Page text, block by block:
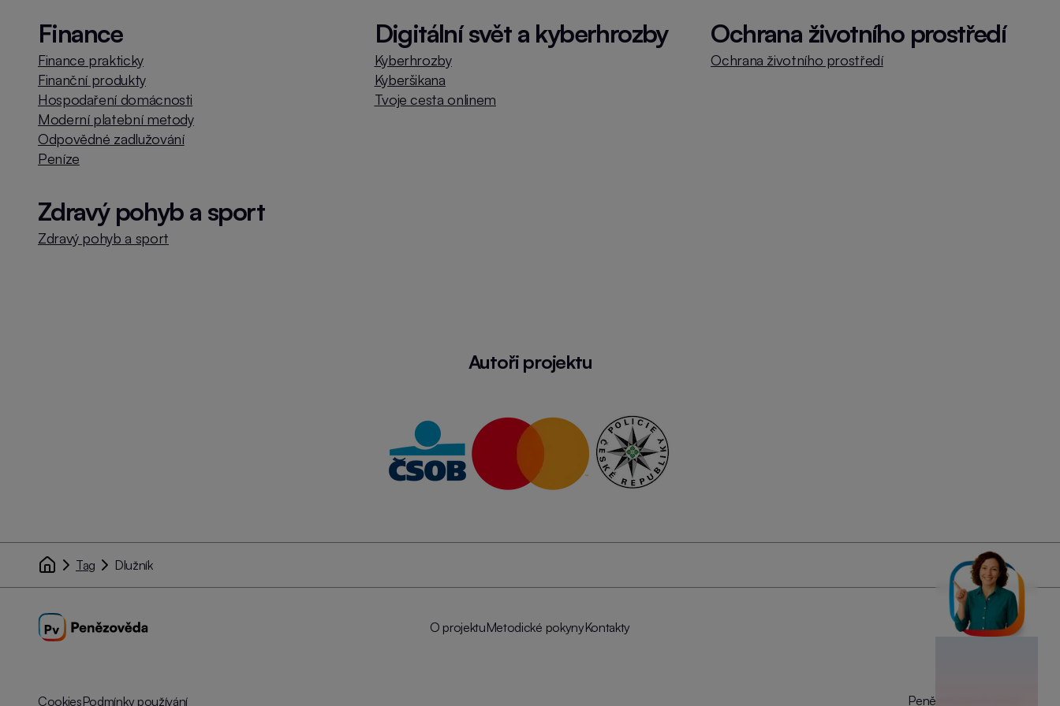
Finance
Finance prakticky
Finanční produkty
Hospodaření domácnosti
Moderní platební metody
Odpovědné zadlužování
Peníze
Digitální svět a kyberhrozby
Kyberhrozby
Kyberšikana
Tvoje cesta onlinem
Ochrana životního prostředí
Ochrana životního prostředí
Zdravý pohyb a sport
Zdravý pohyb a sport
Autoři projektu
Tag Dlužník
O projektuMetodické pokynyKontakty
CookiesPodmínky používání Penězověda